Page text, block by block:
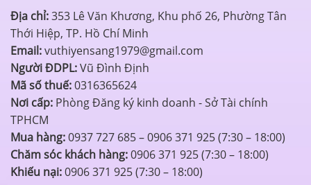
Địa chỉ:353 Lê Văn Khương, Khu phố 26, Phường Tân
Thới Hiệp, TP. Hồ Chí Minh
Email:vuthiyensang1979@gmail.com
Người ĐDPL:Vũ Đình Định
Mã số thuế:0316365624
Nơi cấp: Phòng Đăng ký kinh doanh - Sở Tài chính
TPHCM
Mua hàng:0937 727 685 – 0906 371 925 (7:30 – 18:00)
Chăm sóc khách hàng:0906 371 925 (7:30 – 18:00)
Khiếu nại:0906 371 925 (7:30 – 18:00)